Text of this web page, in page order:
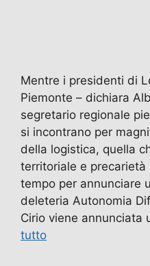
Mentre i presidenti di
Piemonte – dichiara
segretario regionale
si incontrano per
della logistica, quella
territoriale e
tempo per annunciare
deleteria Autonomia
Cirio viene annunciata
tutto